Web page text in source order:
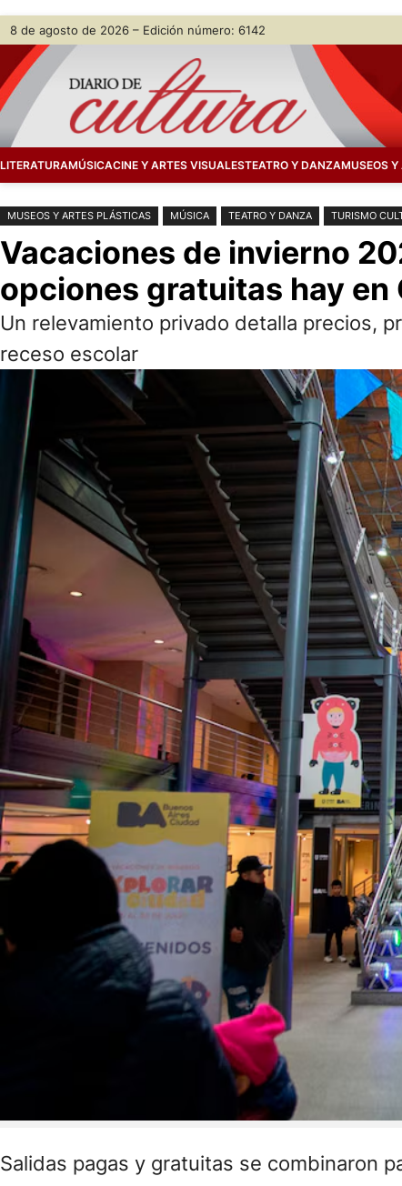
Saltar
contenido
Skip
content
8 de agosto de 2026 – Edición número: 6142
LITERATURAMÚSICACINE Y ARTES VISUALESTEATRO Y DANZAMUSEOS
MUSEOS Y ARTES PLÁSTICAS MÚSICA TEATRO Y DANZA TURISMO
Vacaciones de invierno
opciones gratuitas hay en
Un relevamiento privado detalla precios,
receso escolar
Salidas pagas y gratuitas se combinaron